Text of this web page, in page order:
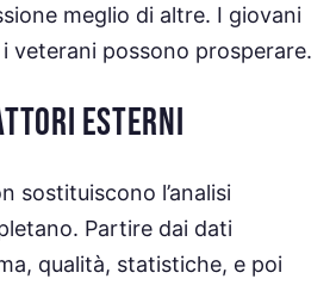
meglio di altre. I giovani
veterani possono prosperare.
ESTERNI
sostituiscono l’analisi
Partire dai dati
qualità, statistiche, e poi